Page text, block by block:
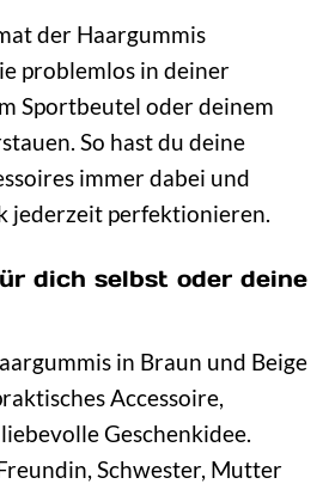
der Haargummis
problemlos in deiner
Sportbeutel oder deinem
So hast du deine
immer dabei und
jederzeit perfektionieren.
dich selbst oder deine
in Braun und Beige
Accessoire,
Geschenkidee.
Schwester, Mutter